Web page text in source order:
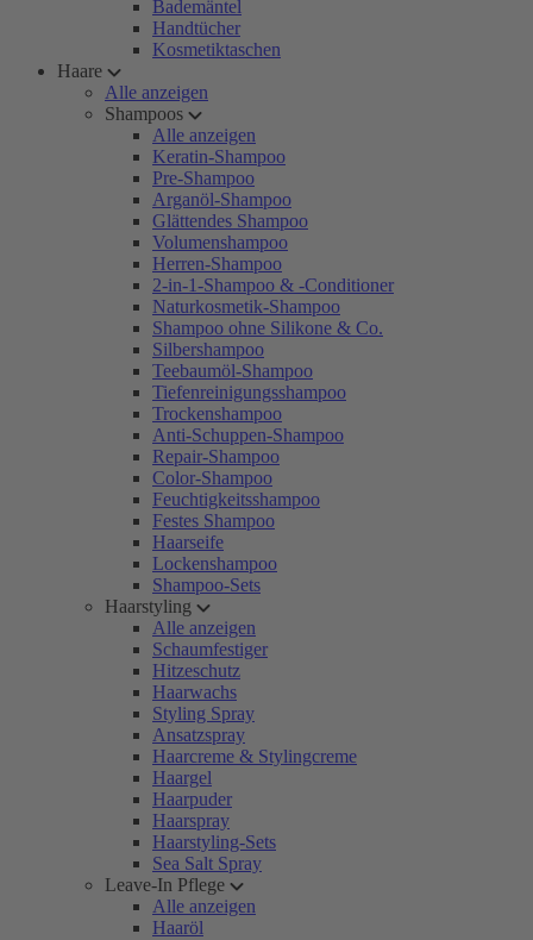
Bademäntel
Handtücher
Kosmetiktaschen
Haare
Alle anzeigen
Shampoos
Alle anzeigen
Keratin-Shampoo
Pre-Shampoo
Arganöl-Shampoo
Glättendes Shampoo
Volumenshampoo
Herren-Shampoo
2-in-1-Shampoo & -Conditioner
Naturkosmetik-Shampoo
Shampoo ohne Silikone & Co.
Silbershampoo
Teebaumöl-Shampoo
Tiefenreinigungsshampoo
Trockenshampoo
Anti-Schuppen-Shampoo
Repair-Shampoo
Color-Shampoo
Feuchtigkeitsshampoo
Festes Shampoo
Haarseife
Lockenshampoo
Shampoo-Sets
Haarstyling
Alle anzeigen
Schaumfestiger
Hitzeschutz
Haarwachs
Styling Spray
Ansatzspray
Haarcreme & Stylingcreme
Haargel
Haarpuder
Haarspray
Haarstyling-Sets
Sea Salt Spray
Leave-In Pflege
Alle anzeigen
Haaröl